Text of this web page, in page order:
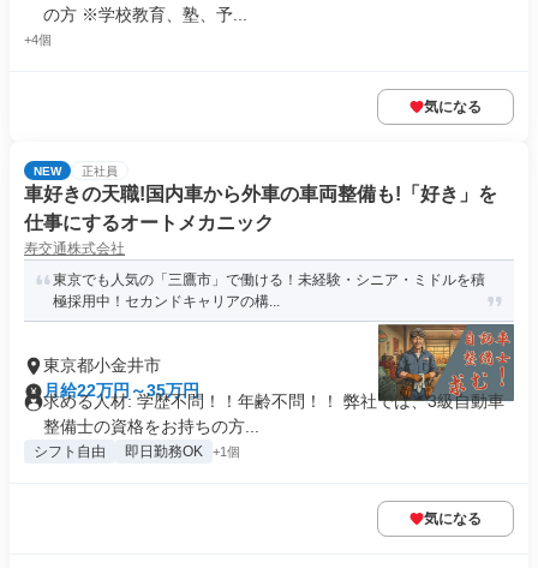
の方 ※学校教育、塾、予...
+4個
気になる
NEW 正社員
車好きの天職!国内車から外車の車両整備も!「好き」を
仕事にするオートメカニック
寿交通株式会社
東京でも人気の「三鷹市」で働ける！未経験・シニア・ミドルを積
極採用中！セカンドキャリアの構...
東京都小金井市
月給22万円～35万円
求める人材: 学歴不問！！年齢不問！！ 弊社では、3級自動車
整備士の資格をお持ちの方...
シフト自由 即日勤務OK +1個
気になる